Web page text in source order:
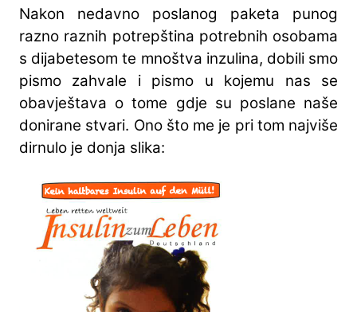
Nakon nedavno poslanog paketa punog
razno raznih potrepština potrebnih osobama
s dijabetesom te mnoštva inzulina, dobili smo
pismo zahvale i pismo u kojemu nas se
obavještava o tome gdje su poslane naše
donirane stvari. Ono što me je pri tom najviše
dirnulo je donja slika: